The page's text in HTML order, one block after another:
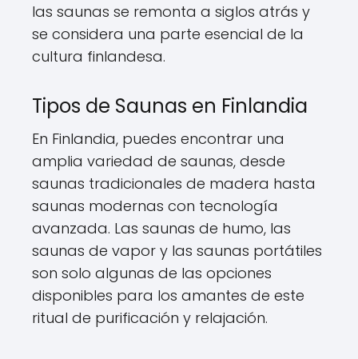
las saunas se remonta a siglos atrás y
se considera una parte esencial de la
cultura finlandesa.
Tipos de Saunas en Finlandia
En Finlandia, puedes encontrar una
amplia variedad de saunas, desde
saunas tradicionales de madera hasta
saunas modernas con tecnología
avanzada. Las saunas de humo, las
saunas de vapor y las saunas portátiles
son solo algunas de las opciones
disponibles para los amantes de este
ritual de purificación y relajación.